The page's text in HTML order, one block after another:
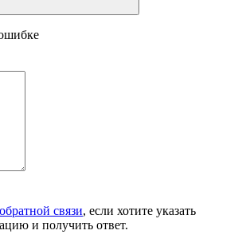
связи, если хотите указать
и получить ответ.